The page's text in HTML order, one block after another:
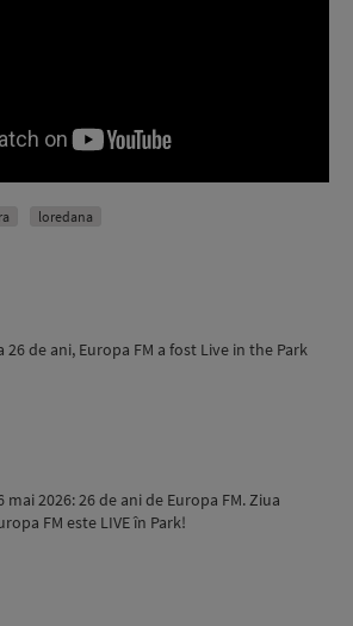
loredana
26 de ani, Europa FM a fost Live in the Park
mai 2026: 26 de ani de Europa FM. Ziua
FM este LIVE în Park!